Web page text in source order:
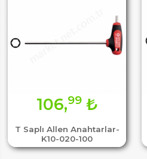
T Saplı Allen Anahtarlar-
K10-020-100
106,99₺